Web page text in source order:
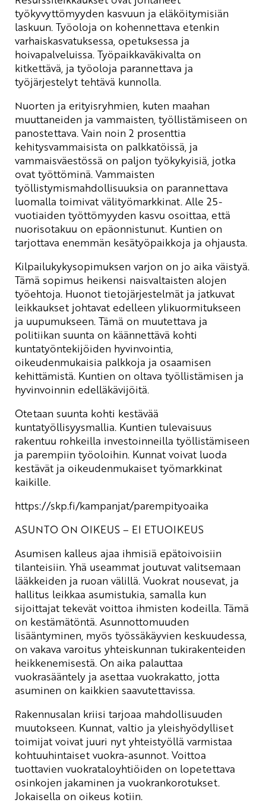
työkyvyttömyyden kasvuun ja eläköitymisiän
laskuun. Työoloja on kohennettava etenkin
varhaiskasvatuksessa, opetuksessa ja
hoivapalveluissa. Työpaikkaväkivalta on
kitkettävä, ja työoloja parannettava ja
työjärjestelyt tehtävä kunnolla.
Nuorten ja erityisryhmien, kuten maahan
muuttaneiden ja vammaisten, työllistämiseen on
panostettava. Vain noin 2 prosenttia
kehitysvammaisista on palkkatöissä, ja
vammaisväestössä on paljon työkykyisiä, jotka
ovat työttöminä. Vammaisten
työllistymismahdollisuuksia on parannettava
luomalla toimivat välityömarkkinat. Alle 25-
vuotiaiden työttömyyden kasvu osoittaa, että
nuorisotakuu on epäonnistunut. Kuntien on
tarjottava enemmän kesätyöpaikkoja ja ohjausta.
Kilpailukykysopimuksen varjon on jo aika väistyä.
Tämä sopimus heikensi naisvaltaisten alojen
työehtoja. Huonot tietojärjestelmät ja jatkuvat
leikkaukset johtavat edelleen ylikuormitukseen
ja uupumukseen. Tämä on muutettava ja
politiikan suunta on käännettävä kohti
kuntatyöntekijöiden hyvinvointia,
oikeudenmukaisia palkkoja ja osaamisen
kehittämistä. Kuntien on oltava työllistämisen ja
hyvinvoinnin edelläkävijöitä.
Otetaan suunta kohti kestävää
kuntatyöllisyysmallia. Kuntien tulevaisuus
rakentuu rohkeilla investoinneilla työllistämiseen
ja parempiin työoloihin. Kunnat voivat luoda
kestävät ja oikeudenmukaiset työmarkkinat
kaikille.
https://skp.fi/kampanjat/parempityoaika
ASUNTO ON OIKEUS – EI ETUOIKEUS
Asumisen kalleus ajaa ihmisiä epätoivoisiin
tilanteisiin. Yhä useammat joutuvat valitsemaan
lääkkeiden ja ruoan välillä. Vuokrat nousevat, ja
hallitus leikkaa asumistukia, samalla kun
sijoittajat tekevät voittoa ihmisten kodeilla. Tämä
on kestämätöntä. Asunnottomuuden
lisääntyminen, myös työssäkäyvien keskuudessa,
on vakava varoitus yhteiskunnan tukirakenteiden
heikkenemisestä. On aika palauttaa
vuokrasääntely ja asettaa vuokrakatto, jotta
asuminen on kaikkien saavutettavissa.
Rakennusalan kriisi tarjoaa mahdollisuuden
muutokseen. Kunnat, valtio ja yleishyödylliset
toimijat voivat juuri nyt yhteistyöllä varmistaa
kohtuuhintaiset vuokra-asunnot. Voittoa
tuottavien vuokrataloyhtiöiden on lopetettava
osinkojen jakaminen ja vuokrankorotukset.
Jokaisella on oikeus kotiin.